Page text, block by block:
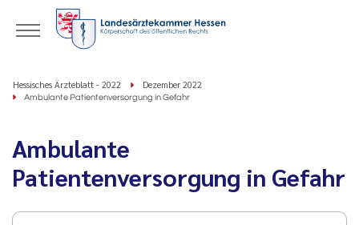
Hessisches Ärzteblatt - 2022 Dezember 2022
Ambulante Patientenversorgung in Gefahr
Ambulante
Patientenversorgung in Gefahr